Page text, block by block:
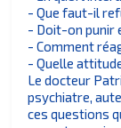
- Que faut-il
- Doit-on punir
- Comment
- Quelle
Le docteur
psychiatre,
ces questions